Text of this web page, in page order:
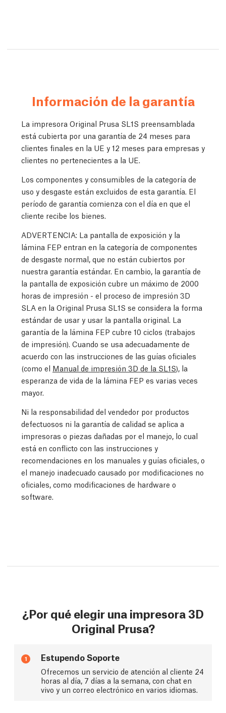
Información de la garantía
La impresora Original Prusa SL1S preensamblada
está cubierta por una garantía de 24 meses para
clientes finales en la UE y 12 meses para empresas y
clientes no pertenecientes a la UE.
Los componentes y consumibles de la categoría de
uso y desgaste están excluidos de esta garantía. El
período de garantía comienza con el día en que el
cliente recibe los bienes.
ADVERTENCIA: La pantalla de exposición y la
lámina FEP entran en la categoría de componentes
de desgaste normal, que no están cubiertos por
nuestra garantía estándar. En cambio, la garantía de
la pantalla de exposición cubre un máximo de 2000
horas de impresión - el proceso de impresión 3D
SLA en la Original Prusa SL1S se considera la forma
estándar de usar y usar la pantalla original. La
garantía de la lámina FEP cubre 10 ciclos (trabajos
de impresión). Cuando se usa adecuadamente de
acuerdo con las instrucciones de las guías oficiales
(como el Manual de impresión 3D de la SL1S), la
esperanza de vida de la lámina FEP es varias veces
mayor.
Ni la responsabilidad del vendedor por productos
defectuosos ni la garantía de calidad se aplica a
impresoras o piezas dañadas por el manejo, lo cual
está en conflicto con las instrucciones y
recomendaciones en los manuales y guías oficiales, o
el manejo inadecuado causado por modificaciones no
oficiales, como modificaciones de hardware o
software.
¿Por qué elegir una impresora 3D
Original Prusa?
1 Estupendo Soporte
Ofrecemos un servicio de atención al cliente 24
horas al día, 7 días a la semana, con chat en
vivo y un correo electrónico en varios idiomas.